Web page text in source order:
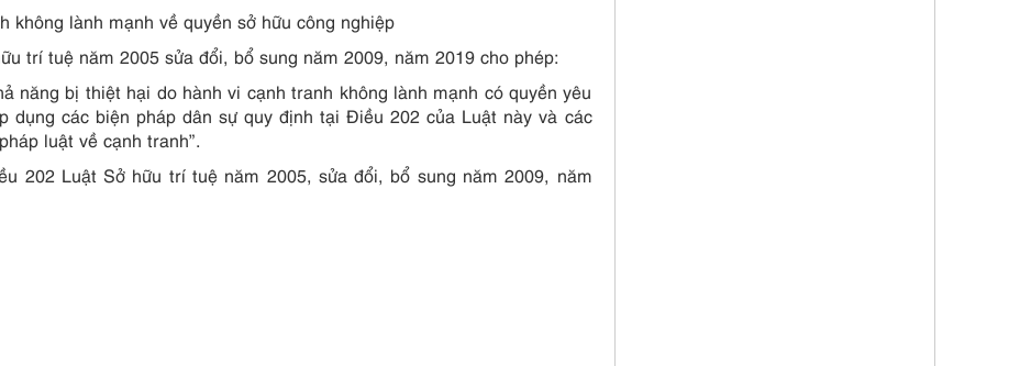
không lành mạnh về quyền sở hữu công nghiệp
trí tuệ năm 2005 sửa đổi, bổ sung năm 2009, năm 2019 cho phép:
năng bị thiệt hại do hành vi cạnh tranh không lành mạnh có quyền yêu
dụng các biện pháp dân sự quy định tại Điều 202 của Luật này và các
luật về cạnh tranh”.
202 Luật Sở hữu trí tuệ năm 2005, sửa đổi, bổ sung năm 2009, năm